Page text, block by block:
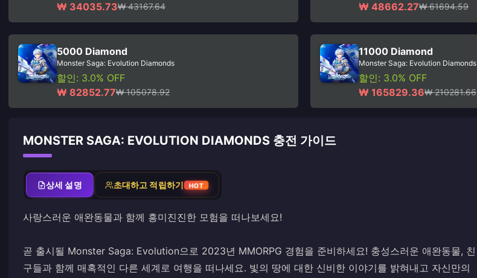
₩ 34035.73₩ 43167.64
₩ 48662.27₩ 61694.59
5000 Diamond
Monster Saga: Evolution Diamonds
할인: 3.0% OFF
₩ 82852.77₩ 105078.92
11000 Diamond
Monster Saga: Evolution Diamonds
할인: 3.0% OFF
₩ 165829.36₩ 210281.66
MONSTER SAGA: EVOLUTION DIAMONDS 충전 가이드
상세 설명 초대하고 적립하기 HOT
사랑스러운 애완동물과 함께 흥미진진한 모험을 떠나보세요!
곧 출시될 Monster Saga: Evolution으로 2023년 MMORPG 경험을 준비하세요! 충성스러운 애완동물, 친
구들과 함께 매혹적인 다른 세계로 여행을 떠나세요. 빛의 땅에 대한 신비한 이야기를 밝혀내고 자신만의